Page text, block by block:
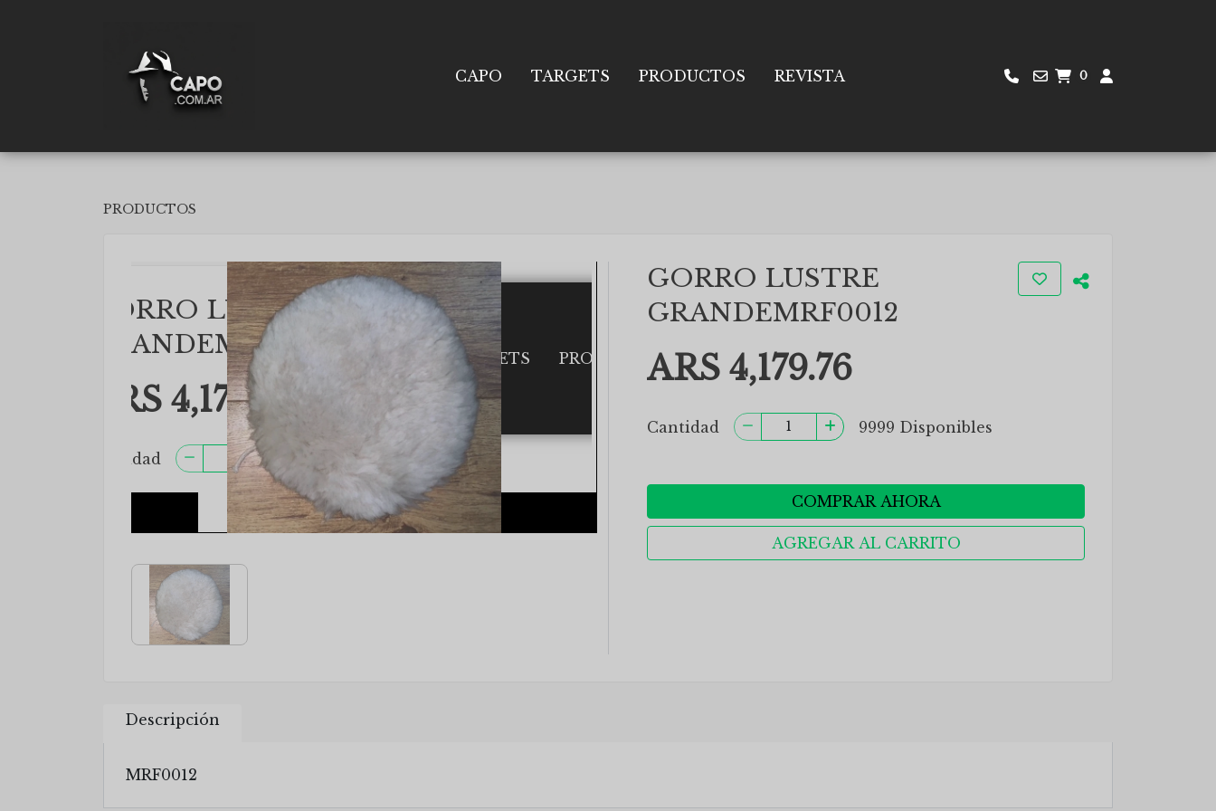
CAPO TARGETS PRODUCTOS REVISTA 0
PRODUCTOS
GORRO LUSTRE
GRANDEMRF0012
ARS 4,179.76
Cantidad 9999 Disponibles
COMPRAR AHORA
AGREGAR AL CARRITO
Descripción
MRF0012